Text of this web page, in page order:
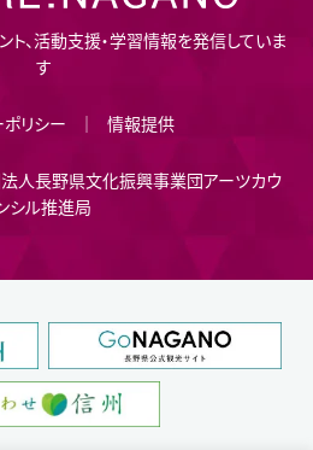
、活動支援・学習情報を発信していま
す
リシー 情報提供
法人長野県文化振興事業団アーツカウ
シル推進局